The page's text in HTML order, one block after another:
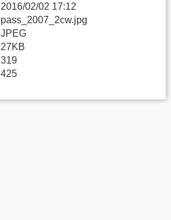
2016/02/02 17:12
pass_2007_2cw.jpg
JPEG
27KB
319
425